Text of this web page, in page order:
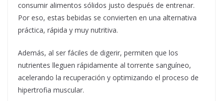
consumir alimentos sólidos justo después de entrenar.
Por eso, estas bebidas se convierten en una alternativa
práctica, rápida y muy nutritiva.
Además, al ser fáciles de digerir, permiten que los
nutrientes lleguen rápidamente al torrente sanguíneo,
acelerando la recuperación y optimizando el proceso de
hipertrofia muscular.